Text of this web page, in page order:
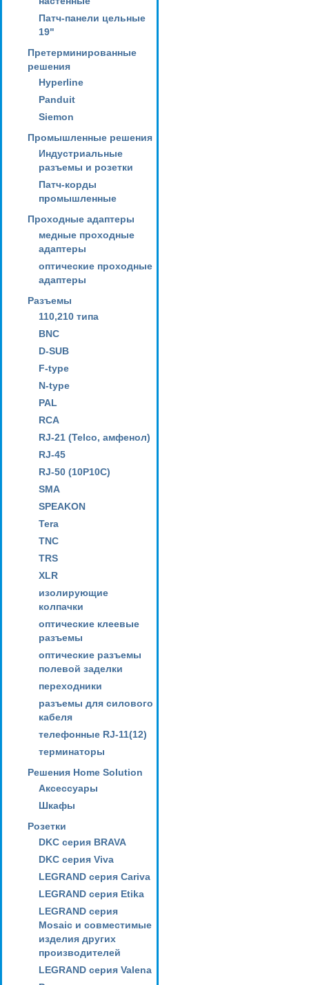
Патч-панели цельные
19"
Претерминированные
решения
Hyperline
Panduit
Siemon
Промышленные решения
Индустриальные
разъемы и розетки
Патч-корды
промышленные
Проходные адаптеры
медные проходные
адаптеры
оптические проходные
адаптеры
Разъемы
110,210 типа
BNC
D-SUB
F-type
N-type
PAL
RCA
RJ-21 (Telco, амфенол)
RJ-45
RJ-50 (10P10C)
SMA
SPEAKON
Tera
TNC
TRS
XLR
изолирующие
колпачки
оптические клеевые
разъемы
оптические разъемы
полевой заделки
переходники
разъемы для силового
кабеля
телефонные RJ-11(12)
терминаторы
Решения Home Solution
Аксессуары
Шкафы
Розетки
DKC серия BRAVA
DKC серия Viva
LEGRAND серия Cariva
LEGRAND серия Etika
LEGRAND серия
Mosaic и совместимые
изделия других
производителей
LEGRAND серия Valena